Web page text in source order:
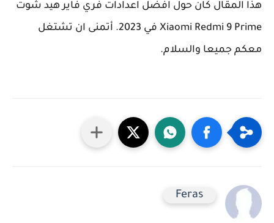
هذا المقال كان حول افضل اعدادات فري فاير هيد شوت
Xiaomi Redmi 9 Prime في 2023. أتمنى ان تشتغل
معكم جميعا والسلام.
Feras